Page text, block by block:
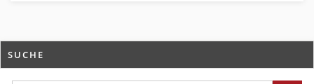
SUCHE